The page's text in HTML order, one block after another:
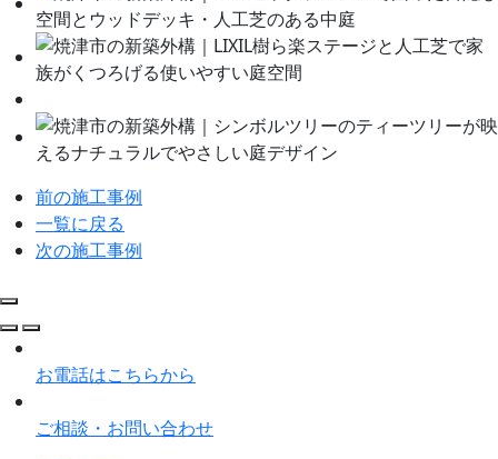
前の施工事例
一覧に戻る
次の施工事例
お電話はこちらから
ご相談・お問い合わせ